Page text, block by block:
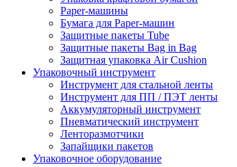
Paper-машины
Бумага для Paper-машин
Защитные пакеты Tube
Защитные пакеты Bag in Bag
Защитная упаковка Air Cushion
Упаковочный инструмент
Инструмент для стальной ленты
Инструмент для ПП / ПЭТ ленты
Аккумуляторный инструмент
Пневматический инструмент
Ленторазмотчики
Запайщики пакетов
Упаковочное оборудование